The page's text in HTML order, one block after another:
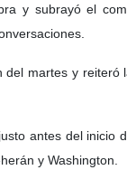
y subrayó el
martes y reiteró
antes del inicio
y Washington.